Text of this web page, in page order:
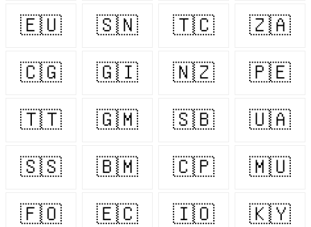
🇪🇺 🇸🇳 🇹🇨 🇿🇦
🇨🇬 🇬🇮 🇳🇿 🇵🇪
🇹🇹 🇬🇲 🇸🇧 🇺🇦
🇸🇸 🇧🇲 🇨🇵 🇲🇺
🇫🇴 🇪🇨 🇮🇴 🇰🇾